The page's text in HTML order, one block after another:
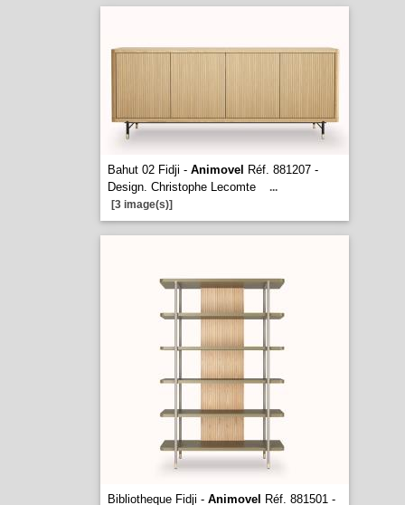
Bahut 02 Fidji - Animovel
Réf. 881207 -
Design. Christophe Lecomte
...
[3 image(s)]
Bibliotheque Fidji - Animovel
Réf. 881501 -